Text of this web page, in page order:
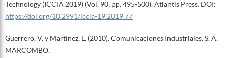
Technology (ICCIA 2019) (Vol. 90, pp. 495-500). Atlantis Press. DOI:
https://doi.org/10.2991/iccia-19.2019.77
Guerrero, V. y Martínez, L. (2010). Comunicaciones Industriales. S. A.
MARCOMBO.